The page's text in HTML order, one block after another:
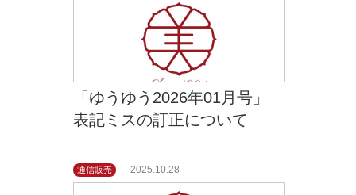
「ゆうゆう2026年01月号」
表記ミスの訂正について
通信販売 2025.10.28